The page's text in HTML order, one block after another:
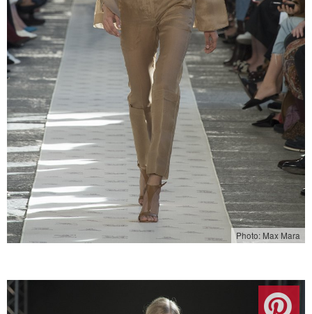
Photo: Max Mara